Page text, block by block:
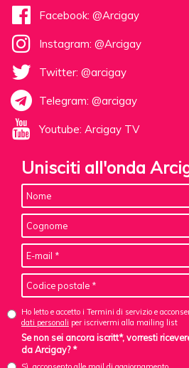
Facebook: @Arcigay
Instagram: @Arcigay
Twitter: @arcigay
Telegram: @arcigay
Youtube: Arcigay TV
Unisciti all'onda
Ho letto e accetto i Termini di servizio e
dati personali per iscrivermi alla mailing list
Se non sei ancora iscritt*, vorresti
da Arcigay? *